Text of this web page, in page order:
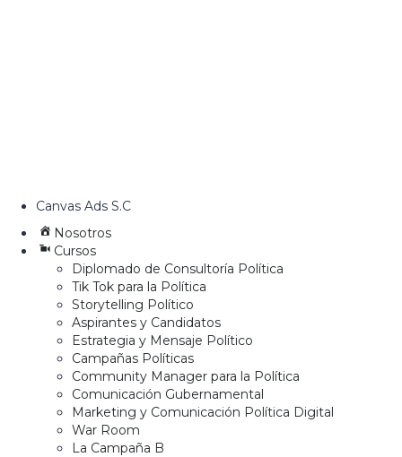
Canvas Ads S.C
Nosotros
Cursos
Diplomado de Consultoría Política
Tik Tok para la Política
Storytelling Político
Aspirantes y Candidatos
Estrategia y Mensaje Político
Campañas Políticas
Community Manager para la Política
Comunicación Gubernamental
Marketing y Comunicación Política Digital
War Room
La Campaña B